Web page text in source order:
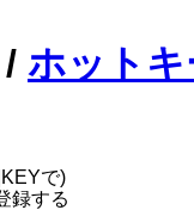
/ ホットキ
で)
録する